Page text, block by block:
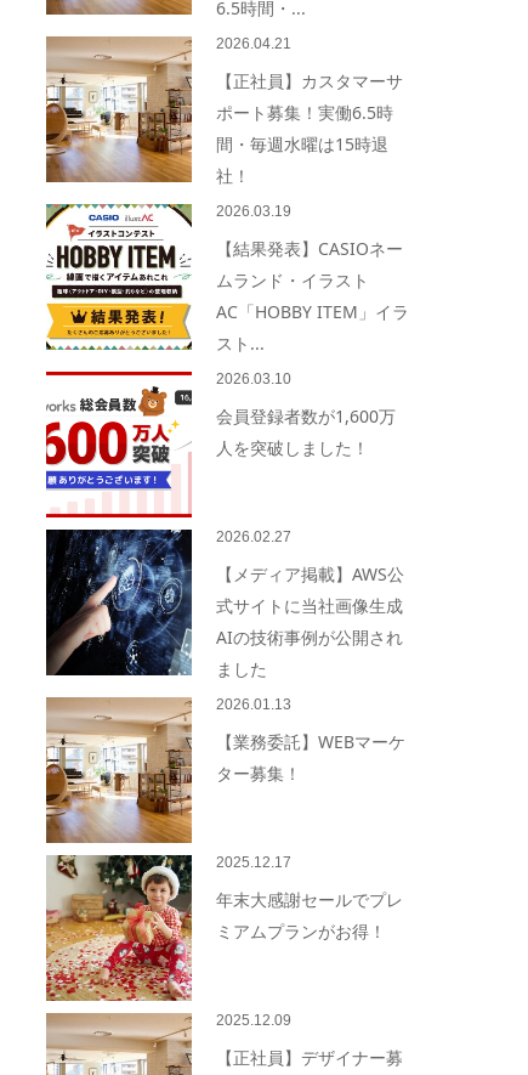
6.5時間・...
2026.04.21
【正社員】カスタマーサ
ポート募集！実働6.5時
間・毎週水曜は15時退
社！
2026.03.19
【結果発表】CASIOネー
ムランド・イラスト
AC「HOBBY ITEM」イラ
スト...
2026.03.10
会員登録者数が1,600万
人を突破しました！
2026.02.27
【メディア掲載】AWS公
式サイトに当社画像生成
AIの技術事例が公開され
ました
2026.01.13
【業務委託】WEBマーケ
ター募集！
2025.12.17
年末大感謝セールでプレ
ミアムプランがお得！
2025.12.09
【正社員】デザイナー募